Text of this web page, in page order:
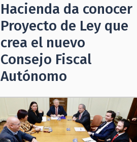
Hacienda da conocer
Proyecto de Ley que
crea el nuevo
Consejo Fiscal
Autónomo